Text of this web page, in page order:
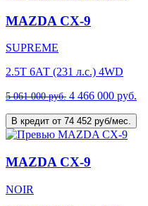
MAZDA CX-9
SUPREME
2.5T 6АТ (231 л.с.) 4WD
5 061 000 руб. 4 466 000 руб.
В кредит от 74 452 руб/мес.
MAZDA CX-9
NOIR